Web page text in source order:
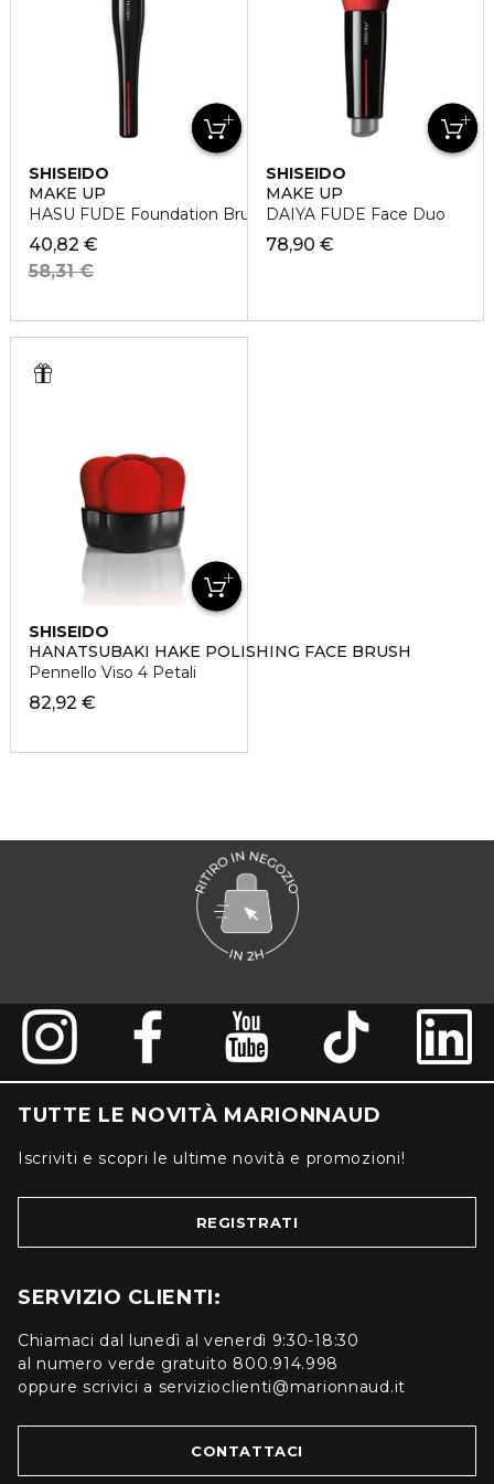
SHISEIDO
MAKE UP
HASU FUDE Foundation Brush
40,82 €
58,31 €
SHISEIDO
MAKE UP
DAIYA FUDE Face Duo
78,90 €
SHISEIDO
HANATSUBAKI HAKE POLISHING FACE BRUSH
Pennello Viso 4 Petali
82,92 €
TUTTE LE NOVITÀ MARIONNAUD
Iscriviti e scopri le ultime novità e promozioni!
REGISTRATI
SERVIZIO CLIENTI:
Chiamaci dal lunedì al venerdì 9:30-18:30
al numero verde gratuito 800.914.998
oppure scrivici a servizioclienti@marionnaud.it
CONTATTACI